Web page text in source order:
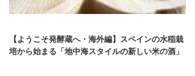
【ようこそ発酵蔵へ・海外編】スペインの水稲栽
培から始まる「地中海スタイルの新しい米の酒」